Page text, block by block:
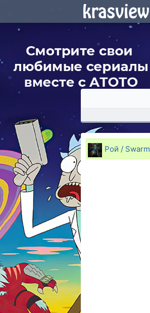
Рой / Swarm